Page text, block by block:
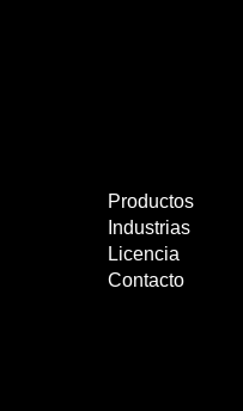
Productos
Industrias
Licencia
Contacto